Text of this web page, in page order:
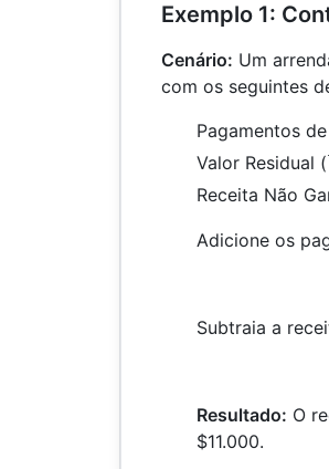
Exemplo 1:
Cenário: Um
com os seguintes
Pagamentos
Valor Residual (
Receita Não
Adicione os
Subtraia a
Resultado: O
$11.000.